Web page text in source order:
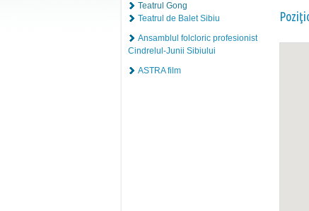
Teatrul Gong
Teatrul de Balet Sibiu
Ansamblul folcloric profesionist
Cindrelul-Junii Sibiului
ASTRA film